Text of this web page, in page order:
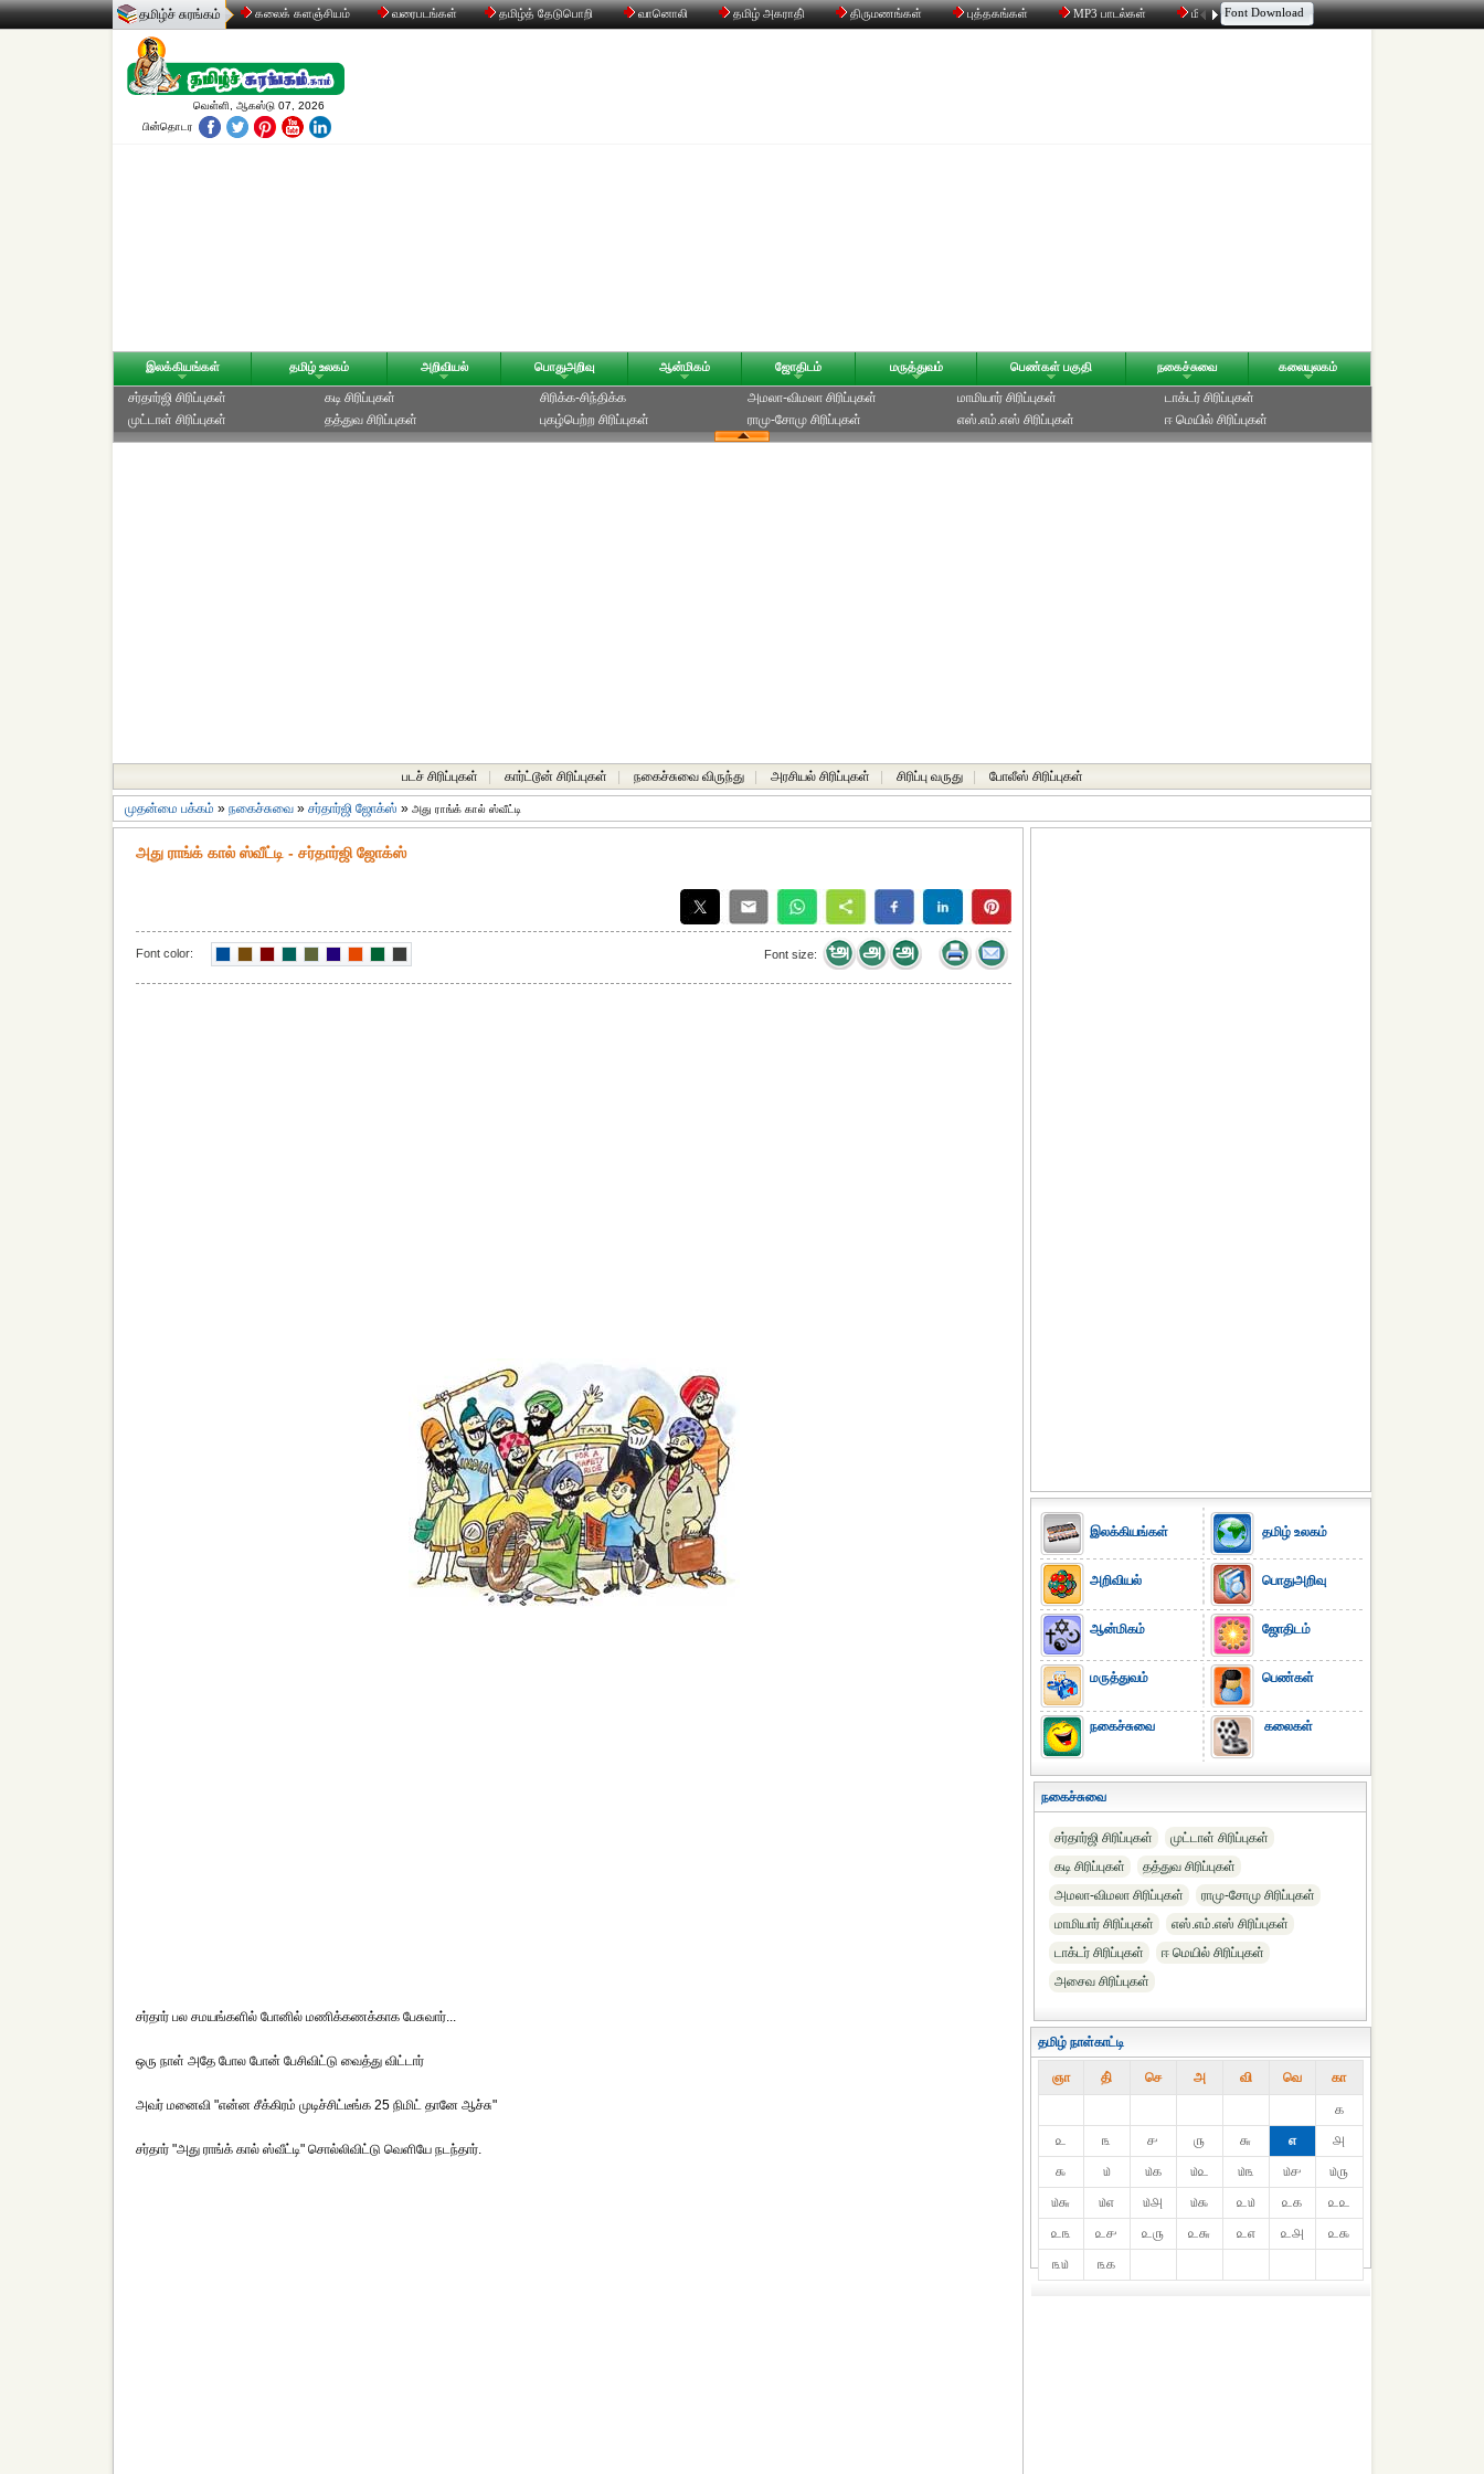
தமிழ்ச் சுரங்கம் கலைக் களஞ்சியம் வரைபடங்கள் தமிழ்த் தேடுபொறி வானொலி தமிழ் அகராதி் திருமணங்கள் புத்தகங்கள் MP3 பாடல்கள் மின்னஞ்சல் திரட்டி உரையாடல்
Font Download
வெள்ளி, ஆகஸ்டு 07, 2026
பின்தொடர
இலக்கியங்கள் தமிழ் உலகம் அறிவியல் பொதுஅறிவு ஆன்மிகம் ஜோதிடம் மருத்துவம் பெண்கள் பகுதி நகைச்சுவை கலையுலகம்
சர்தார்ஜி சிரிப்புகள்
முட்டாள் சிரிப்புகள்
கடி சிரிப்புகள்
தத்துவ சிரிப்புகள்
சிரிக்க-சிந்திக்க
புகழ்பெற்ற சிரிப்புகள்
அமலா-விமலா சிரிப்புகள்
ராமு-சோமு சிரிப்புகள்
மாமியார் சிரிப்புகள்
எஸ்.எம்.எஸ் சிரிப்புகள்
டாக்டர் சிரிப்புகள்
ஈ மெயில் சிரிப்புகள்
படச் சிரிப்புகள் கார்ட்டூன் சிரிப்புகள் நகைச்சுவை விருந்து அரசியல் சிரிப்புகள் சிரிப்பு வருது போலீஸ் சிரிப்புகள்
முதன்மை பக்கம் » நகைச்சுவை » சர்தார்ஜி ஜோக்ஸ் » அது ராங்க் கால் ஸ்வீட்டி
அது ராங்க் கால் ஸ்வீட்டி - சர்தார்ஜி ஜோக்ஸ்
Font color: Font size:
சர்தார் பல சமயங்களில் போனில் மணிக்கணக்காக பேசுவார்...
ஒரு நாள் அதே போல போன் பேசிவிட்டு வைத்து விட்டார்
அவர் மனைவி "என்ன சீக்கிரம் முடிச்சிட்டீங்க 25 நிமிட் தானே ஆச்சு"
சர்தார் "அது ராங்க் கால் ஸ்வீட்டி" சொல்லிவிட்டு வெளியே நடந்தார்.
இலக்கியங்கள்
அறிவியல்
ஆன்மிகம்
மருத்துவம்
நகைச்சுவை
தமிழ் உலகம்
பொதுஅறிவு
ஜோதிடம்
பெண்கள்
கலைகள்
நகைச்சுவை
சர்தார்ஜி சிரிப்புகள்
முட்டாள் சிரிப்புகள்
கடி சிரிப்புகள்
தத்துவ சிரிப்புகள்
அமலா-விமலா சிரிப்புகள்
ராமு-சோமு சிரிப்புகள்
மாமியார் சிரிப்புகள்
எஸ்.எம்.எஸ் சிரிப்புகள்
டாக்டர் சிரிப்புகள்
ஈ மெயில் சிரிப்புகள்
அசைவ சிரிப்புகள்
தமிழ் நாள்காட்டி
ஞா தி் செ அ வி வெ கா
௧
௨
௩ ௪ ௫ ௬ ௭
௮
௯
௰ ௰௧ ௰௨ ௰௩ ௰௪
௰௫
௰௬
௰௭ ௰௮ ௰௯ ௨௰ ௨௧
௨௨
௨௩
௨௪ ௨௫ ௨௬ ௨௭ ௨௮
௨௯
௩௰
௩௧